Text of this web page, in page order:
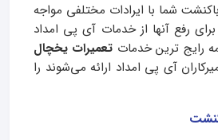
شما با ایرادات مختلفی مواجه
رفع آنها از خدمات آی پی امداد
رایج ترین خدمات تعمیرات یخچال
آی پی امداد ارائه می‌شوند را